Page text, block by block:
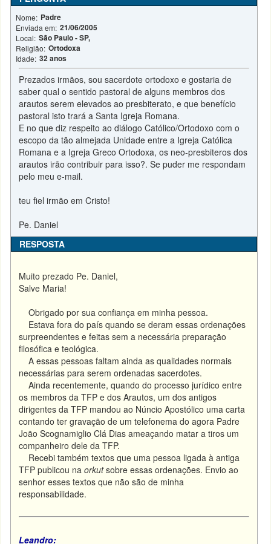
Nome: Padre
Enviada em: 21/06/2005
Local: São Paulo - SP,
Religião: Ortodoxa
Idade: 32 anos
Prezados irmãos, sou sacerdote ortodoxo e gostaria de
saber qual o sentido pastoral de alguns membros dos
arautos serem elevados ao presbiterato, e que benefício
pastoral isto trará a Santa Igreja Romana.
E no que diz respeito ao diálogo Católico/Ortodoxo com o
escopo da tão almejada Unidade entre a Igreja Católica
Romana e a Igreja Greco Ortodoxa, os neo-presbiteros dos
arautos irão contribuir para isso?. Se puder me respondam
pelo meu e-mail.
teu fiel irmão em Cristo!
Pe. Daniel
RESPOSTA
Muito prezado Pe. Daniel,
Salve Maria!
Obrigado por sua confiança em minha pessoa.
Estava fora do país quando se deram essas ordenações
surpreendentes e feitas sem a necessária preparação
filosófica e teológica.
A essas pessoas faltam ainda as qualidades normais
necessárias para serem ordenadas sacerdotes.
Ainda recentemente, quando do processo jurídico entre
os membros da TFP e dos Arautos, um dos antigos
dirigentes da TFP mandou ao Núncio Apostólico uma carta
contando ter gravação de um telefonema do agora Padre
João Scognamiglio Clá Dias ameaçando matar a tiros um
companheiro dele da TFP.
Recebi também textos que uma pessoa ligada à antiga
TFP publicou naorkutsobre essas ordenações. Envio ao
senhor esses textos que não são de minha
responsabilidade.
Leandro: